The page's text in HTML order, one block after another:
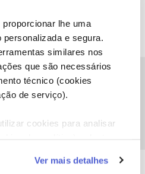
lhe uma
e segura.
similares nos
que são necessários
técnico (cookies
de serviço).
cookies para analisar
personalização e
Ver mais detalhes
de julho